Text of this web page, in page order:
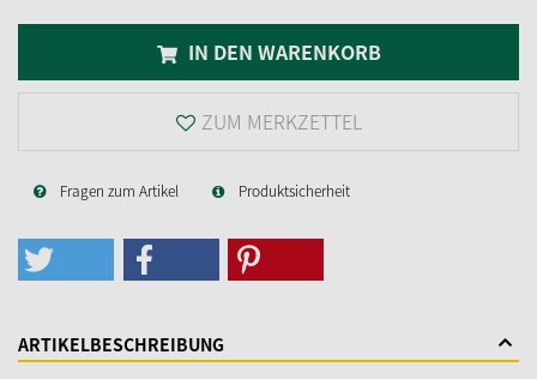
IN DEN WARENKORB
ZUM MERKZETTEL
Fragen zum Artikel Produktsicherheit
ARTIKELBESCHREIBUNG